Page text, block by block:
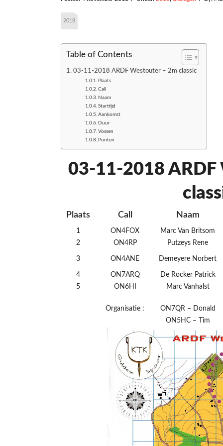
2018
Table of Contents
03-11-2018 ARDF Westouter – 2m classic
Plaats
Call
Naam
Starttijd
Aankomst
Duur
Vossen
Punten
03-11-2018 ARDF
Plaats Call Naam
1 ON4FOX
Marc Van Britsom
2
ON4RP Putzeys Rene
3 ON4ANE Demeyere Norbert
4 ON7ARQ
De Rocker Patrick
5
ON6HI Marc Vanhalst
Organisatie :
ON7QR – Donald
ON5HC – Tim